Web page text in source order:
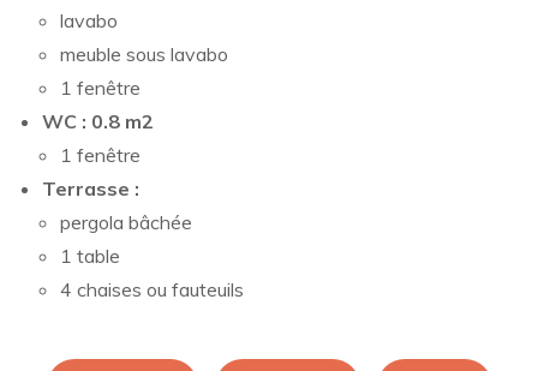
lavabo
meuble sous lavabo
1 fenêtre
WC : 0.8 m2
1 fenêtre
Terrasse :
pergola bâchée
1 table
4 chaises ou fauteuils